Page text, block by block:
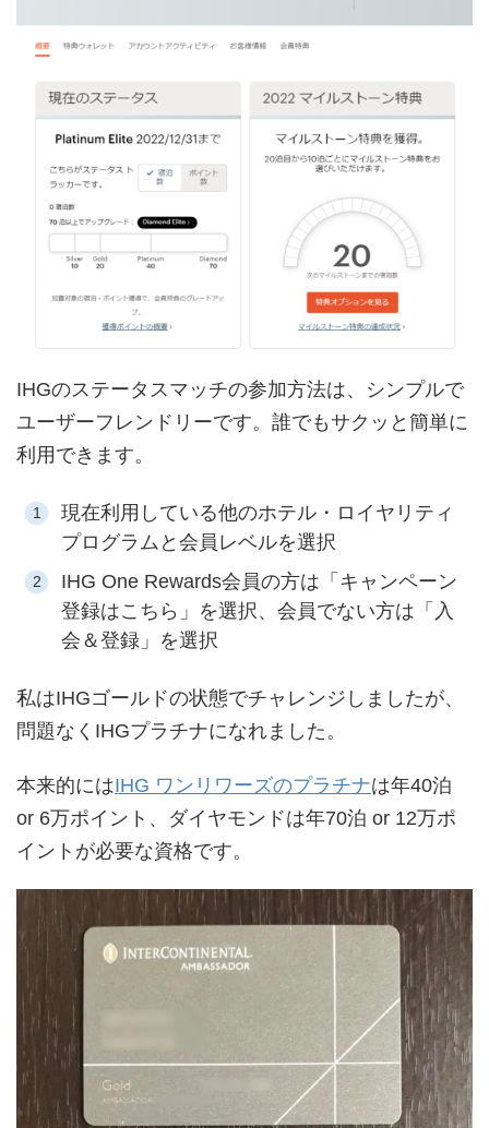
IHGのステータスマッチの参加方法は、シンプルで
ユーザーフレンドリーです。誰でもサクッと簡単に
利用できます。
現在利用している他のホテル・ロイヤリティ
プログラムと会員レベルを選択
IHG One Rewards会員の方は「キャンペーン
登録はこちら」を選択、会員でない方は「入
会＆登録」を選択
私はIHGゴールドの状態でチャレンジしましたが、
問題なくIHGプラチナになれました。
本来的にはIHG ワンリワーズのプラチナは年40泊
or 6万ポイント、ダイヤモンドは年70泊 or 12万ポ
イントが必要な資格です。